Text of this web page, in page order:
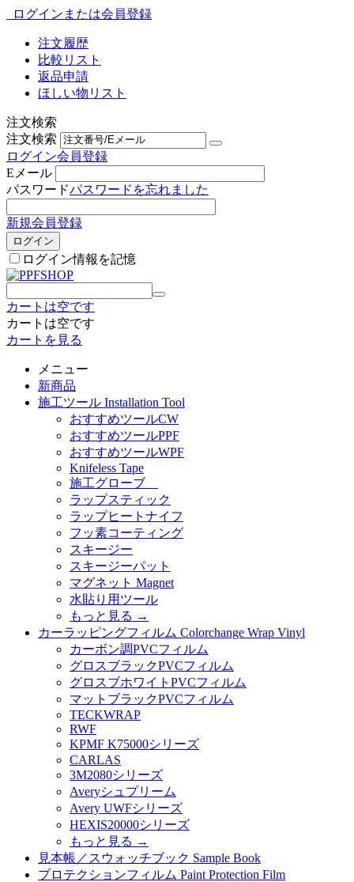
ログインまたは会員登録
注文履歴
比較リスト
返品申請
ほしい物リスト
注文検索
注文検索
ログイン会員登録
Eメール
パスワードパスワードを忘れました
新規会員登録
ログイン
ログイン情報を記憶
カートは空です
カートは空です
カートを見る
メニュー
新商品
施工ツール Installation Tool
おすすめツールCW
おすすめツールPPF
おすすめツールWPF
Knifeless Tape
施工グローブ
ラップスティック
ラップヒートナイフ
フッ素コーティング
スキージー
スキージーパット
マグネット Magnet
水貼り用ツール
もっと見る →
カーラッピングフィルム Colorchange Wrap Vinyl
カーボン調PVCフィルム
グロスブラックPVCフィルム
グロスブホワイトPVCフィルム
マットブラックPVCフィルム
TECKWRAP
RWF
KPMF K75000シリーズ
CARLAS
3M2080シリーズ
Averyシュプリーム
Avery UWFシリーズ
HEXIS20000シリーズ
もっと見る →
見本帳／スウォッチブック Sample Book
プロテクションフィルム Paint Protection Film